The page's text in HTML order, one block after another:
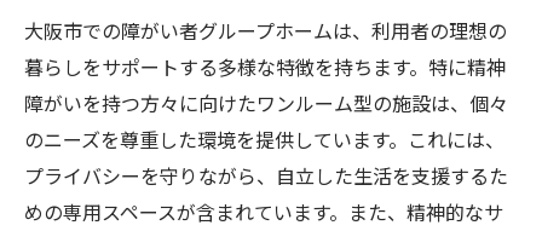
安心できるホームの見つけ方
大阪市内で推薦されるグループホームとは
安心の理由：選ばれるグループホームの条
件
安全な暮らしを保証する施設選びのポイン
大阪市での障がい者グループホームは、利用者の理想の
暮らしをサポートする多様な特徴を持ちます。特に精神
障がいを持つ方々に向けたワンルーム型の施設は、個々
のニーズを尊重した環境を提供しています。これには、
プライバシーを守りながら、自立した生活を支援するた
めの専用スペースが含まれています。また、精神的なサ